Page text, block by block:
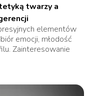
twarzy a
elementów
emocji, młodość
Zainteresowanie